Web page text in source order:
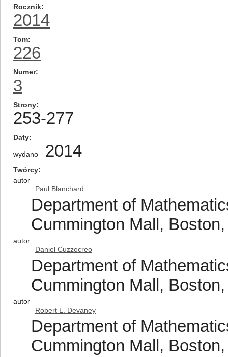
Rocznik
2014
Tom
226
Numer
3
Strony
253-277
Daty
wydano 2014
Twórcy
autor
Paul Blanchard
Department of
Cummington Mall,
autor
Daniel Cuzzocreo
Department of
Cummington Mall,
autor
Robert L. Devaney
Department of
Cummington Mall,